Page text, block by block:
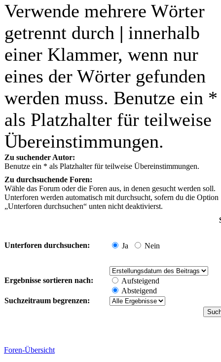
Verwende mehrere Wörter
getrennt durch | innerhalb
einer Klammer, wenn nur
eines der Wörter gefunden
werden muss. Benutze ein *
als Platzhalter für teilweise
Übereinstimmungen.
Zu suchender Autor:
Benutze ein * als Platzhalter für teilweise Übereinstimmungen.
Zu durchsuchende Foren:
Wähle das Forum oder die Foren aus, in denen gesucht werden soll.
Unterforen werden automatisch mit durchsucht, sofern du die Option
„Unterforen durchsuchen“ unten nicht deaktivierst.
Unterforen durchsuchen: Ja Nein
Ergebnisse sortieren nach:
Aufsteigend
Absteigend
Suchzeitraum begrenzen:
Foren-Übersicht